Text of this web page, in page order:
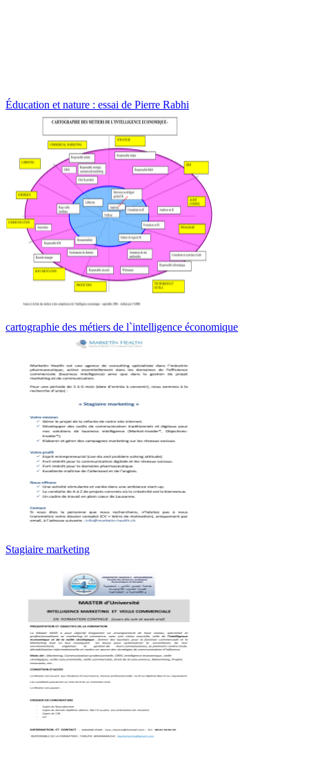
Éducation et nature : essai de Pierre Rabhi
cartographie des métiers de l`intelligence économique
Stagiaire marketing